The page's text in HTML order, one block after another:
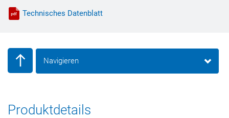
Technisches Datenblatt
Navigieren
Produktdetails